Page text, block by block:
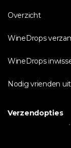
Overzicht
WineDrops
WineDrops
Nodig vrienden uit
Verzendopties